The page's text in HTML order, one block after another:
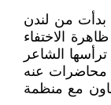
من لندن
4 ندوات عن ظاهرة الاختفاء
الشاعر
محاضرات عنه
مع منظمة